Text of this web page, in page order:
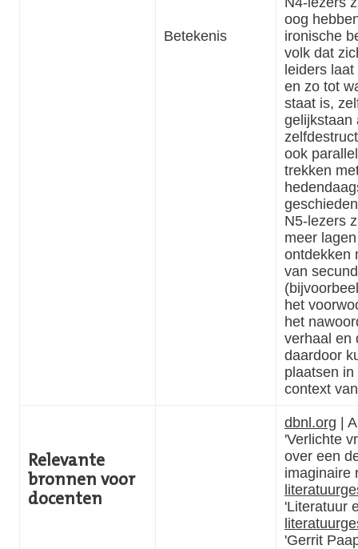
Betekenis
oog
ironische
volk dat
leiders
en zo tot
staat is,
gelijkstaan
ook
trekken
N5-lezers
meer
ontdekken
van
het
het
verhaal en
daardoor
plaatsen
context
Relevante
bronnen voor
docenten
dbnl.org |
'Verlichte
over een
imaginaire
'Literatuur
'Gerrit